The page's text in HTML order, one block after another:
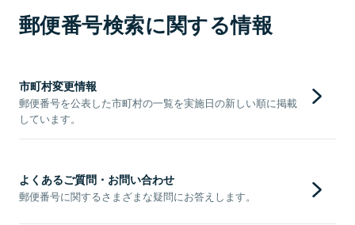
郵便番号検索に関する情報
市町村変更情報
郵便番号を公表した市町村の一覧を実施日の新しい順に掲載
しています。
よくあるご質問・お問い合わせ
郵便番号に関するさまざまな疑問にお答えします。